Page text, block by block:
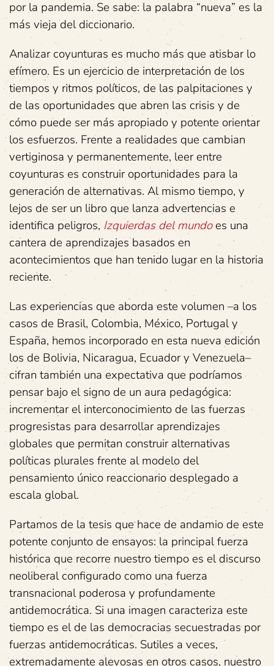
por la pandemia. Se sabe: la palabra “nueva” es la
más vieja del diccionario.
Analizar coyunturas es mucho más que atisbar lo
efímero. Es un ejercicio de interpretación de los
tiempos y ritmos políticos, de las palpitaciones y
de las oportunidades que abren las crisis y de
cómo puede ser más apropiado y potente orientar
los esfuerzos. Frente a realidades que cambian
vertiginosa y permanentemente, leer entre
coyunturas es construir oportunidades para la
generación de alternativas. Al mismo tiempo, y
lejos de ser un libro que lanza advertencias e
identifica peligros, Izquierdas del mundoes una
cantera de aprendizajes basados en
acontecimientos que han tenido lugar en la historia
reciente.
Las experiencias que aborda este volumen –a los
casos de Brasil, Colombia, México, Portugal y
España, hemos incorporado en esta nueva edición
los de Bolivia, Nicaragua, Ecuador y Venezuela–
cifran también una expectativa que podríamos
pensar bajo el signo de un aura pedagógica:
incrementar el interconocimiento de las fuerzas
progresistas para desarrollar aprendizajes
globales que permitan construir alternativas
políticas plurales frente al modelo del
pensamiento único reaccionario desplegado a
escala global.
Partamos de la tesis que hace de andamio de este
potente conjunto de ensayos: la principal fuerza
histórica que recorre nuestro tiempo es el discurso
neoliberal configurado como una fuerza
transnacional poderosa y profundamente
antidemocrática. Si una imagen caracteriza este
tiempo es el de las democracias secuestradas por
fuerzas antidemocráticas. Sutiles a veces,
extremadamente alevosas en otros casos, nuestro